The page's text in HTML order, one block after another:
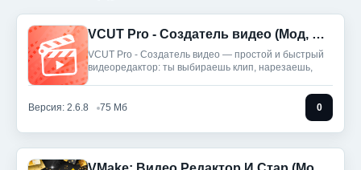
VCUT Pro - Создатель видео (Мод, Unlocked)
VCUT Pro - Создатель видео — простой и быстрый
видеоредактор: ты выбираешь клип, нарезаешь,
Версия: 2.6.8 75 Мб 0